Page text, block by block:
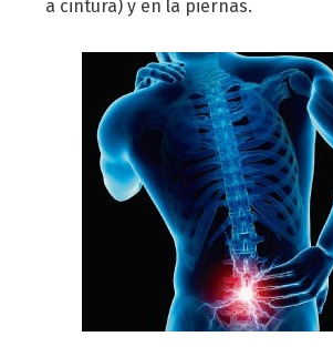
a cintura) y en la piernas.